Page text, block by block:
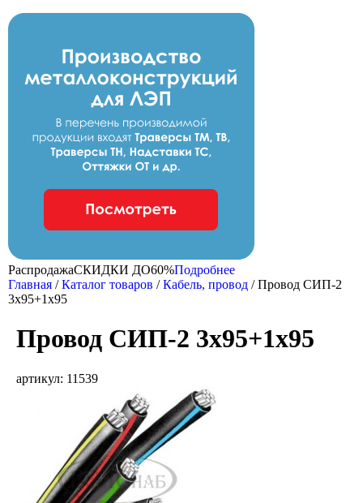
РаспродажаCКИДКИ ДО60%Подробнее
Главная /Каталог товаров /Кабель, провод /Провод СИП-2
3х95+1х95
Провод СИП-2 3х95+1х95
артикул: 11539